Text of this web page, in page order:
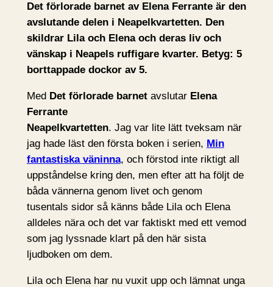
Det förlorade barnet av Elena Ferrante är den
avslutande delen i Neapelkvartetten. Den
skildrar Lila och Elena och deras liv och
vänskap i Neapels ruffigare kvarter. Betyg: 5
borttappade dockor av 5.
Med Det förlorade barnetavslutar Elena
Ferrante
Neapelkvartetten. Jag var lite lätt tveksam när
jag hade läst den första boken i serien, Min
fantastiska väninna, och förstod inte riktigt all
uppståndelse kring den, men efter att ha följt de
båda vännerna genom livet och genom
tusentals sidor så känns både Lila och Elena
alldeles nära och det var faktiskt med ett vemod
som jag lyssnade klart på den här sista
ljudboken om dem.
Lila och Elena har nu vuxit upp och lämnat unga